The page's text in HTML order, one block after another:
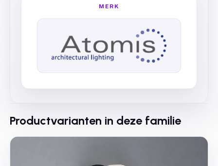
MERK
Productvarianten in deze familie